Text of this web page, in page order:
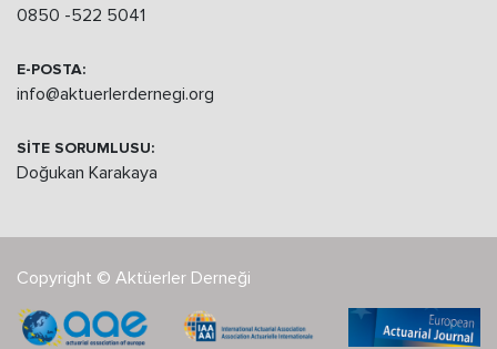
0850 -522 5041
E-POSTA:
info@aktuerlerdernegi.org
SİTE SORUMLUSU:
Doğukan Karakaya
Copyright © Aktüerler Derneği